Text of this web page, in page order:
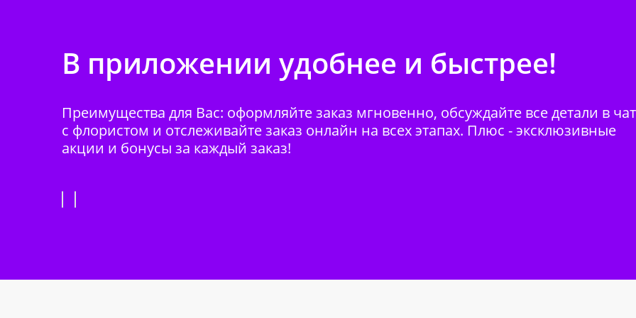
В приложении удобнее и быстрее!
Преимущества для Вас: оформляйте заказ мгновенно, обсуждайте все детали в
с флористом и отслеживайте заказ онлайн на всех этапах. Плюс - эксклюзивные
акции и бонусы за каждый заказ!